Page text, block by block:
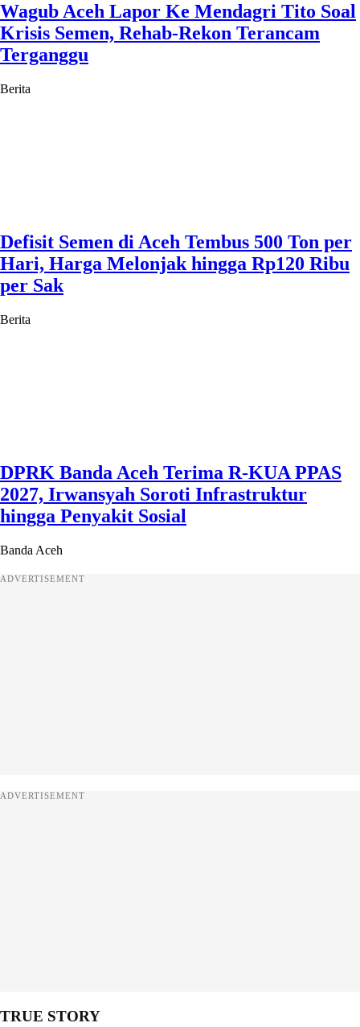
Wagub Aceh Lapor Ke Mendagri Tito Soal
Krisis Semen, Rehab-Rekon Terancam
Terganggu
Berita
Defisit Semen di Aceh Tembus 500 Ton per
Hari, Harga Melonjak hingga Rp120 Ribu
per Sak
Berita
DPRK Banda Aceh Terima R-KUA PPAS
2027, Irwansyah Soroti Infrastruktur
hingga Penyakit Sosial
Banda Aceh
ADVERTISEMENT
ADVERTISEMENT
TRUE STORY